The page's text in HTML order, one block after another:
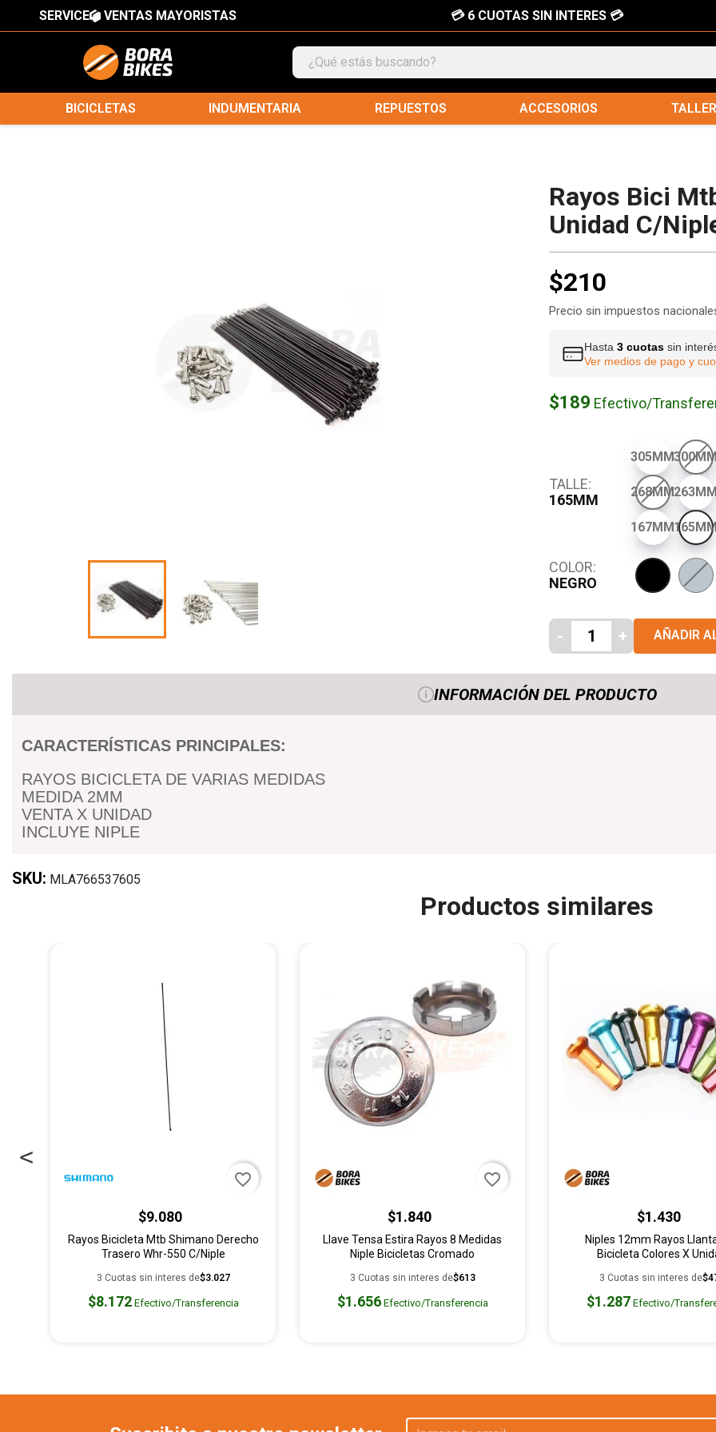
SERVICE VENTAS MAYORISTAS 💳 6 CUOTAS SIN INTERES 💳
BICICLETAS INDUMENTARIA REPUESTOS ACCESORIOS TALLER
Rayos Bici
Unidad C/
$210
Precio sin impuestos
Hasta 3 cuotas sin
Ver medios de pago y
$189 Efectivo/
TALLE:
165MM
305MM
268MM
167MM165MM
COLOR:
NEGRO
NEGRO
- + AÑADIR
INFORMACIÓN DEL PRODUCTO
CARACTERÍSTICAS PRINCIPALES:
RAYOS BICICLETA DE VARIAS MEDIDAS
MEDIDA 2MM
VENTA X UNIDAD
INCLUYE NIPLE
SKU: MLA766537605
Productos similares
favorite_border
$9.080
Rayos Bicicleta Mtb Shimano Derecho
Trasero Whr-550 C/niple
3 Cuotas sin interes de$3.027
$8.172Efectivo/Transferencia
favorite_border
$1.840
Llave Tensa Estira Rayos 8 Medidas
Niple Bicicletas Cromado
3 Cuotas sin interes de$613
$1.656Efectivo/Transferencia
$1.430
Niples 12mm Rayos
Bicicleta Colores X
3 Cuotas sin interes de
$1.287Efectivo/